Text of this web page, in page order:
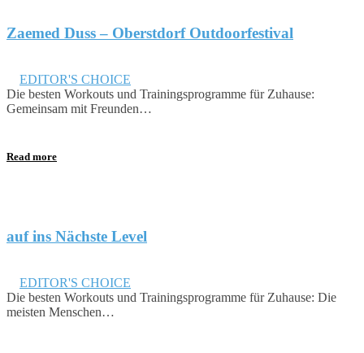
Zaemed Duss – Oberstdorf Outdoorfestival
EDITOR'S CHOICE
Die besten Workouts und Trainingsprogramme für Zuhause:
Gemeinsam mit Freunden…
Read more
auf ins Nächste Level
EDITOR'S CHOICE
Die besten Workouts und Trainingsprogramme für Zuhause: Die
meisten Menschen…